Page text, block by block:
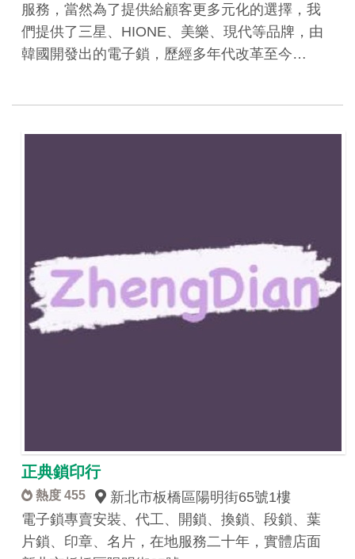
服務，當然為了提供給顧客更多元化的選擇，我
們提供了三星、HIONE、美樂、現代等品牌，由
韓國開發出的電子鎖，歷經多年代改革至今…
正典鎖印行
熱度 455
新北市板橋區陽明街65號1樓
電子鎖專賣安裝、代工、開鎖、換鎖、段鎖、葉
片鎖、印章、名片，在地服務二十年，實體店面